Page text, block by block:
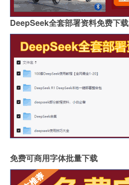
DeepSeek全套部署资料免费下载
免费可商用字体批量下载